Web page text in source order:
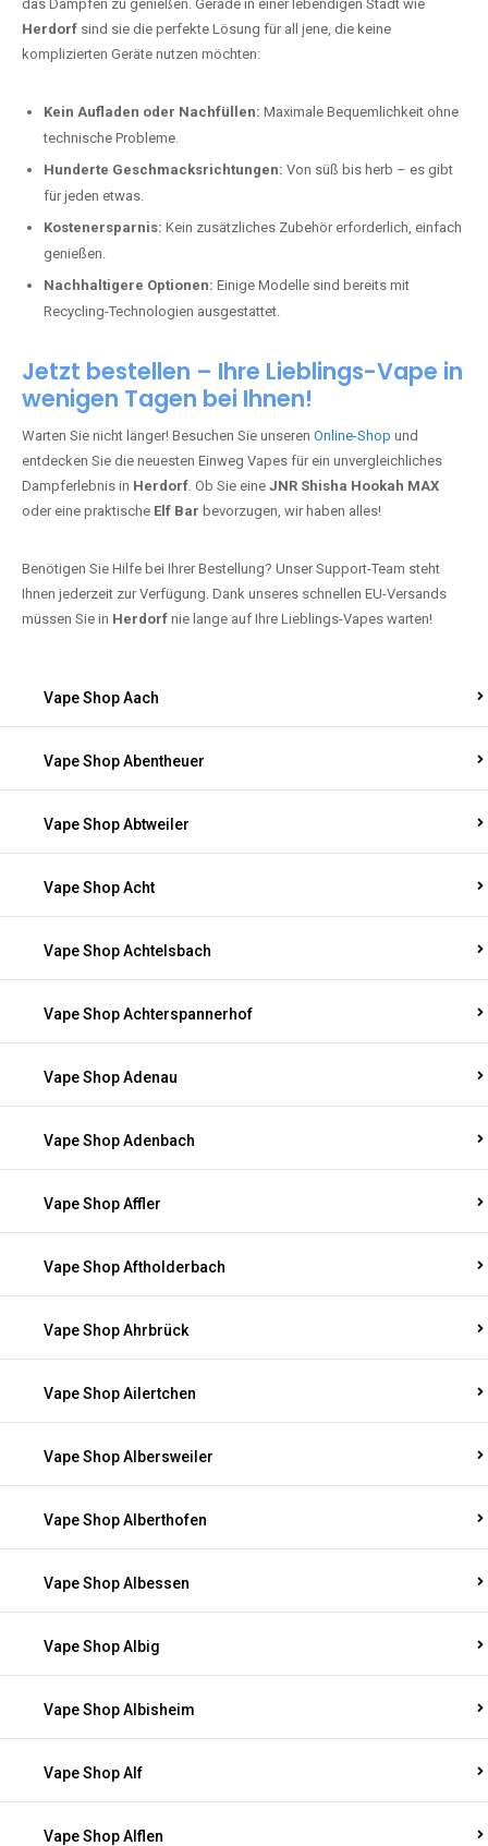
das Dampfen zu genießen. Gerade in einer lebendigen Stadt wie
Herdorf sind sie die perfekte Lösung für all jene, die keine
komplizierten Geräte nutzen möchten:
Kein Aufladen oder Nachfüllen: Maximale Bequemlichkeit ohne
technische Probleme.
Hunderte Geschmacksrichtungen: Von süß bis herb – es gibt
für jeden etwas.
Kostenersparnis: Kein zusätzliches Zubehör erforderlich, einfach
genießen.
Nachhaltigere Optionen: Einige Modelle sind bereits mit
Recycling-Technologien ausgestattet.
Jetzt bestellen – Ihre Lieblings-Vape in
wenigen Tagen bei Ihnen!
Warten Sie nicht länger! Besuchen Sie unseren Online-Shop und
entdecken Sie die neuesten Einweg Vapes für ein unvergleichliches
Dampferlebnis in Herdorf. Ob Sie eine JNR Shisha Hookah MAX
oder eine praktische Elf Bar bevorzugen, wir haben alles!
Benötigen Sie Hilfe bei Ihrer Bestellung? Unser Support-Team steht
Ihnen jederzeit zur Verfügung. Dank unseres schnellen EU-Versands
müssen Sie in Herdorf nie lange auf Ihre Lieblings-Vapes warten!
Vape Shop Aach
Vape Shop Abentheuer
Vape Shop Abtweiler
Vape Shop Acht
Vape Shop Achtelsbach
Vape Shop Achterspannerhof
Vape Shop Adenau
Vape Shop Adenbach
Vape Shop Affler
Vape Shop Aftholderbach
Vape Shop Ahrbrück
Vape Shop Ailertchen
Vape Shop Albersweiler
Vape Shop Alberthofen
Vape Shop Albessen
Vape Shop Albig
Vape Shop Albisheim
Vape Shop Alf
Vape Shop Alflen